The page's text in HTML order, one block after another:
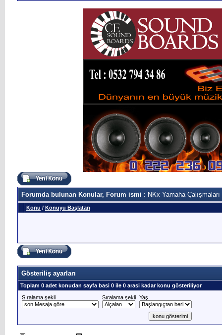
Forumda bulunan Konular, Forum ismi : NKx Yamaha Çalışmaları
Konu / Konuyu Başlatan
Gösteriliş ayarları
Toplam 0 adet konudan sayfa basi 0 ile 0 arasi kadar konu gösteriliyor
Sıralama şekli
Sıralama şekli Yaş